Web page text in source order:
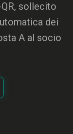
sollecito
dei
A al socio